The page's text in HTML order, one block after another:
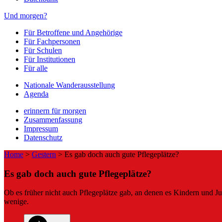
Und morgen?
Für Betroffene und Angehörige
Für Fachpersonen
Für Schulen
Für Institutionen
Für alle
Nationale Wanderausstellung
Agenda
erinnern für morgen
Zusammenfassung
Impressum
Datenschutz
Home > Gestern > Es gab doch auch gute Pflegeplätze?
Es gab doch auch gute Pflegeplätze?
Ob es früher nicht auch Pflegeplätze gab, an denen es Kindern und
wenige.